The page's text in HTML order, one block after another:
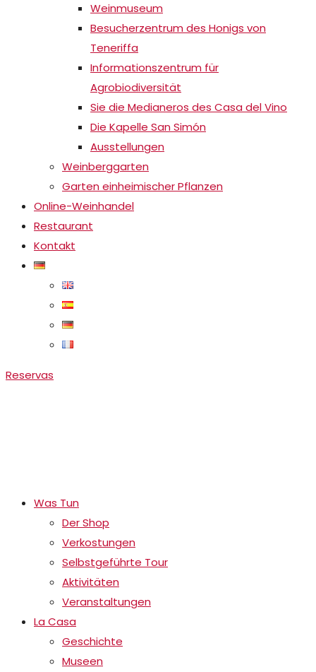
Weinmuseum
Besucherzentrum des Honigs von
Teneriffa
Informationszentrum für
Agrobiodiversität
Sie die Medianeros des Casa del Vino
Die Kapelle San Simón
Ausstellungen
Weinberggarten
Garten einheimischer Pflanzen
Online-Weinhandel
Restaurant
Kontakt
Reservas
Was Tun
Der Shop
Verkostungen
Selbstgeführte Tour
Aktivitäten
Veranstaltungen
La Casa
Geschichte
Museen